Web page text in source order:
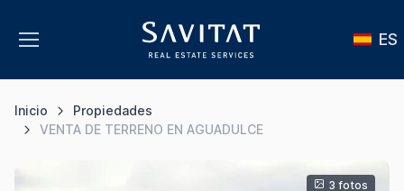
ES
Inicio
Propiedades
VENTA DE TERRENO EN AGUADULCE
3 fotos